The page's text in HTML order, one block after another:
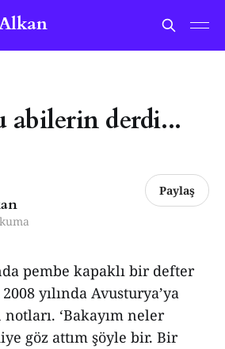
abilerin derdi...
Paylaş
pembe kapaklı bir defter
yılında Avusturya’ya
‘Bakayım neler
göz attım şöyle bir. Bir